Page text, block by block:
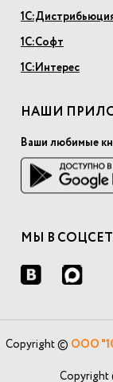
1С:Софт
1С:Интерес
НАШИ
Ваши любимые
МЫ В
Copyright © ООО